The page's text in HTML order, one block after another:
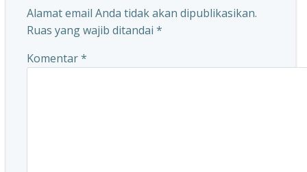
Alamat email Anda tidak akan dipublikasikan.
Ruas yang wajib ditandai *
Komentar*